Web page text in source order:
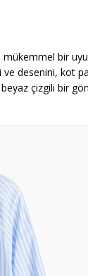
bir
desenini, kot
çizgili bir